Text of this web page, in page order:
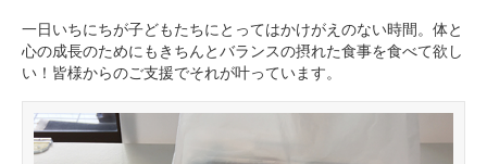
一日いちにちが子どもたちにとってはかけがえのない時間。体と
心の成長のためにもきちんとバランスの摂れた食事を食べて欲し
い！皆様からのご支援でそれが叶っています。